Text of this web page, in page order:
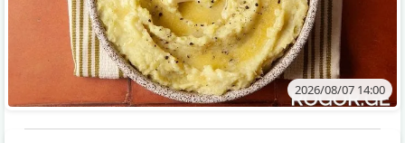
2026/08/07 14:00